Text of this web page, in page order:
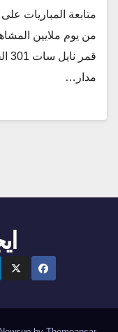
متابعة المباريات
من يوم ملايين
مدار…